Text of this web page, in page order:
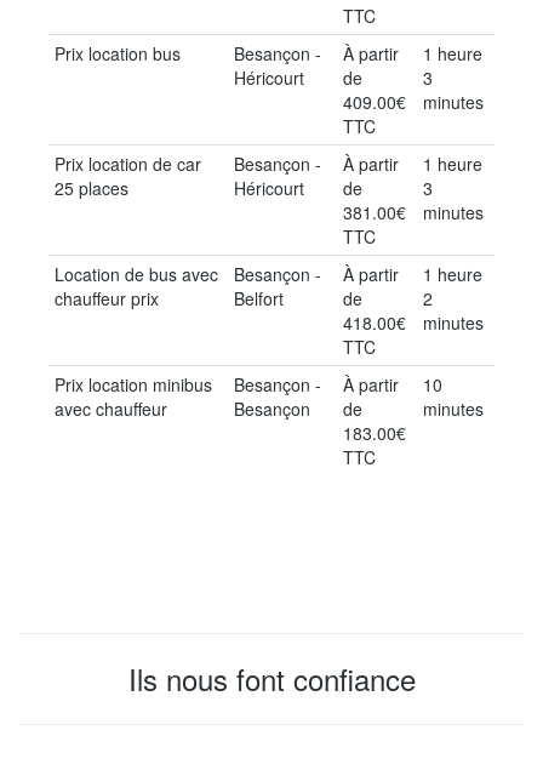
TTC
Prix location bus
Besançon -
Héricourt
À partir
de
409.00€
TTC
1 heure
3
minutes
Prix location de car
25 places
Besançon -
Héricourt
À partir
de
381.00€
TTC
1 heure
3
minutes
Location de bus avec
chauffeur prix
Besançon -
Belfort
À partir
de
418.00€
TTC
1 heure
2
minutes
Prix location minibus
avec chauffeur
Besançon -
Besançon
À partir
de
183.00€
TTC
10
minutes
Ils nous font confiance